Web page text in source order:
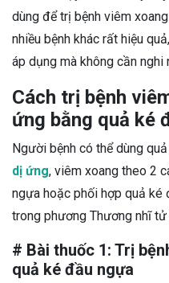
dùng để trị bệnh viêm
nhiều bệnh khác rất hiệu
áp dụng mà không cần
Cách trị bệnh
ứng bằng quả ké
Người bệnh có thể dùng
dị ứng, viêm xoang theo 2
ngựa hoặc phối hợp quả ké
trong phương Thương nhĩ tử
# Bài thuốc 1: Trị
quả ké đầu ngựa